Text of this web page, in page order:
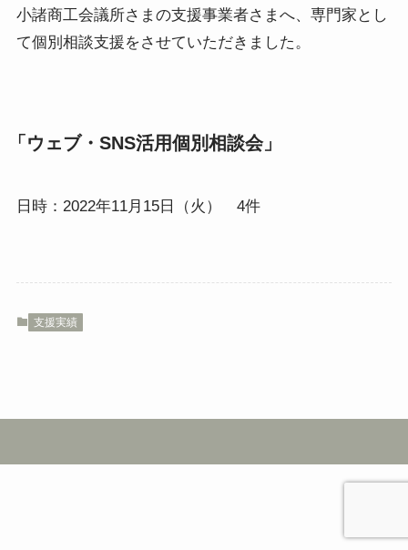
小諸商工会議所さまの支援事業者さまへ、専門家とし
て個別相談支援をさせていただきました。
「ウェブ・SNS活用個別相談会」
日時：2022年11月15日（火） 4件
支援実績